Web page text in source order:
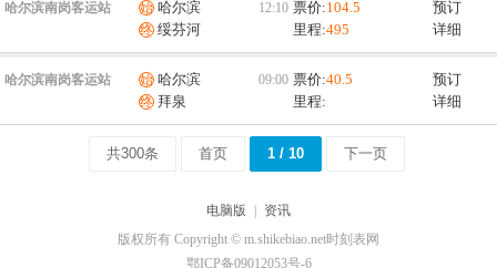
哈尔滨南岗客运站
哈尔滨
绥芬河
票价:104.5
里程:495
预订
详细
哈尔滨南岗客运站
哈尔滨
拜泉
票价:40.5
里程:
预订
详细
共300条 首页 1 / 10 下一页
电脑版
资讯
版权所有 Copyright © m.shikebiao.net时刻表网
鄂ICP备09012053号-6